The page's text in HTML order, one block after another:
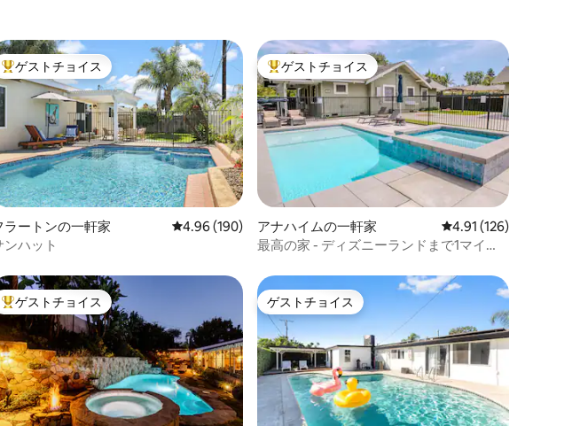
5つ星中4.9つ星の平均評価
大好評のゲストチョイスです。
ゲストチョイス
ラートンの一軒家 レビュー190件、5つ星中4.96つ星の平均評価
4.96 (190)
ンハット
大好評のゲストチョイスです。
ゲストチョイス
アナハイムの一軒家 レビュー126件、5つ
4.91 (126)
最高の家 - ディズニーランドまで1マイ
大好評のゲストチョイスです。
ゲストチョイス ゲストチョイス
ゲストチョイス